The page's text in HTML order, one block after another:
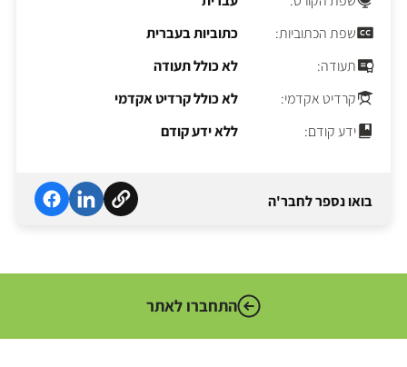
התחברו לאתר
שפת הכתוביות:
כתוביות בעברית
תעודה:
לא כולל תעודה
קרדיט אקדמי:
לא כולל קרדיט אקדמי
ידע קודם:
ללא ידע קודם
בואו נספר לחבר'ה